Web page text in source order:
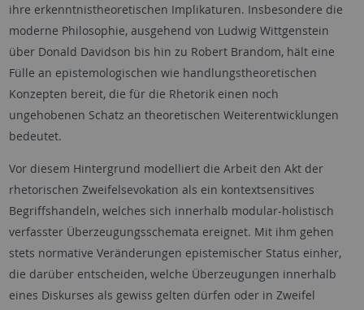
ihre erkenntnistheoretischen Implikaturen. Insbesondere die
moderne Philosophie, ausgehend von Ludwig Wittgenstein
über Donald Davidson bis hin zu Robert Brandom, hält eine
Fülle an epistemologischen wie handlungstheoretischen
Konzepten bereit, die für die Rhetorik einen noch
ungehobenen Schatz an theoretischen Weiterentwicklungen
bedeutet.
Vor diesem Hintergrund modelliert die Arbeit den Akt der
rhetorischen Zweifelsevokation als ein kontextsensitives
Begriffshandeln, welches sich innerhalb modular-holistisch
verfasster Überzeugungsschemata ereignet. Mit ihm gehen
stets normative Veränderungen epistemischer Status einher,
die darüber entscheiden, welche Überzeugungen innerhalb
eines Diskurses als gewiss gelten dürfen oder in Zweifel